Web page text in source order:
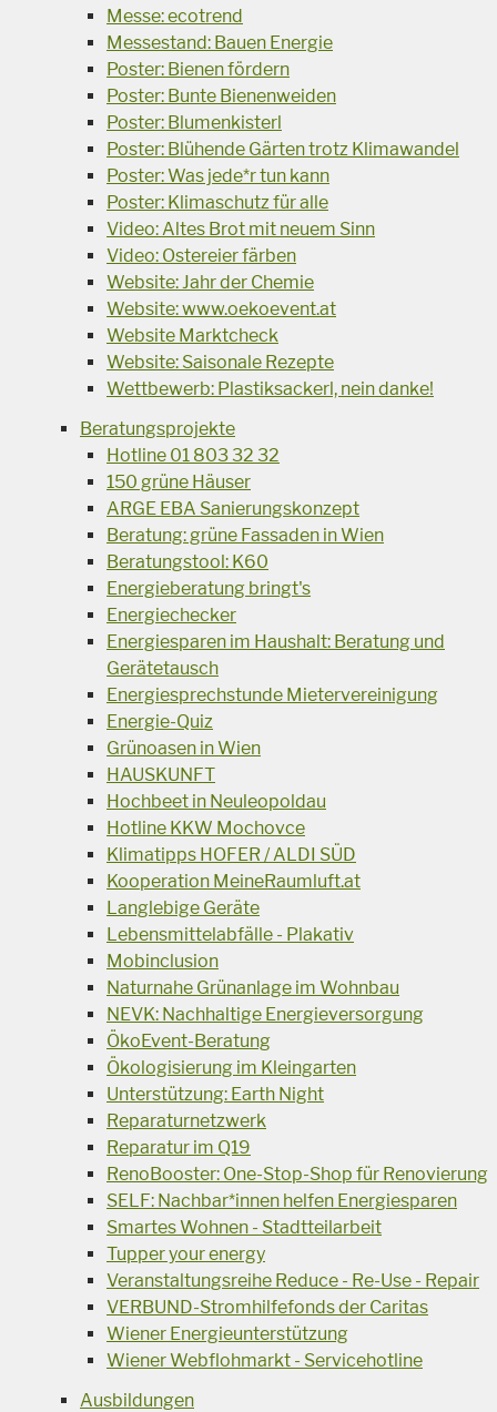
Messe: ecotrend
Messestand: Bauen Energie
Poster: Bienen fördern
Poster: Bunte Bienenweiden
Poster: Blumenkisterl
Poster: Blühende Gärten trotz Klimawandel
Poster: Was jede*r tun kann
Poster: Klimaschutz für alle
Video: Altes Brot mit neuem Sinn
Video: Ostereier färben
Website: Jahr der Chemie
Website: www.oekoevent.at
Website Marktcheck
Website: Saisonale Rezepte
Wettbewerb: Plastiksackerl, nein danke!
Beratungsprojekte
Hotline 01 803 32 32
150 grüne Häuser
ARGE EBA Sanierungskonzept
Beratung: grüne Fassaden in Wien
Beratungstool: K60
Energieberatung bringt's
Energiechecker
Energiesparen im Haushalt: Beratung und
Gerätetausch
Energiesprechstunde Mietervereinigung
Energie-Quiz
Grünoasen in Wien
HAUSKUNFT
Hochbeet in Neuleopoldau
Hotline KKW Mochovce
Klimatipps HOFER / ALDI SÜD
Kooperation MeineRaumluft.at
Langlebige Geräte
Lebensmittelabfälle - Plakativ
Mobinclusion
Naturnahe Grünanlage im Wohnbau
NEVK: Nachhaltige Energieversorgung
ÖkoEvent-Beratung
Ökologisierung im Kleingarten
Unterstützung: Earth Night
Reparaturnetzwerk
Reparatur im Q19
RenoBooster: One-Stop-Shop für Renovierung
SELF: Nachbar*innen helfen Energiesparen
Smartes Wohnen - Stadtteilarbeit
Tupper your energy
Veranstaltungsreihe Reduce - Re-Use - Repair
VERBUND-Stromhilfefonds der Caritas
Wiener Energieunterstützung
Wiener Webflohmarkt - Servicehotline
Ausbildungen